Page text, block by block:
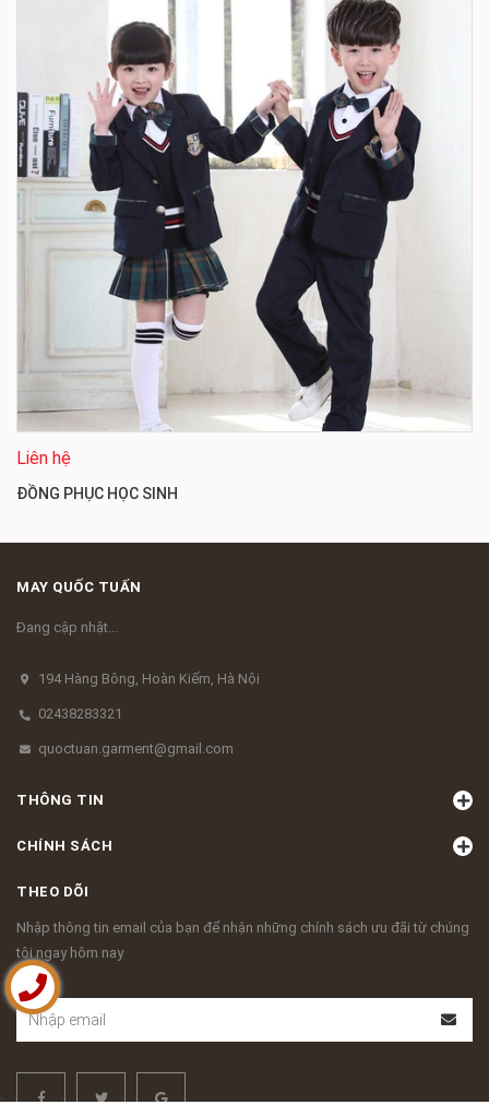
Liên hệ
ĐỒNG PHỤC HỌC SINH
MAY QUỐC TUẤN
Đang cập nhật...
194 Hàng Bông, Hoàn Kiếm, Hà Nội
02438283321
quoctuan.garment@gmail.com
THÔNG TIN
CHÍNH SÁCH
THEO DÕI
Nhập thông tin email của bạn để nhận những chính sách ưu đãi từ chúng
tôi ngay hôm nay